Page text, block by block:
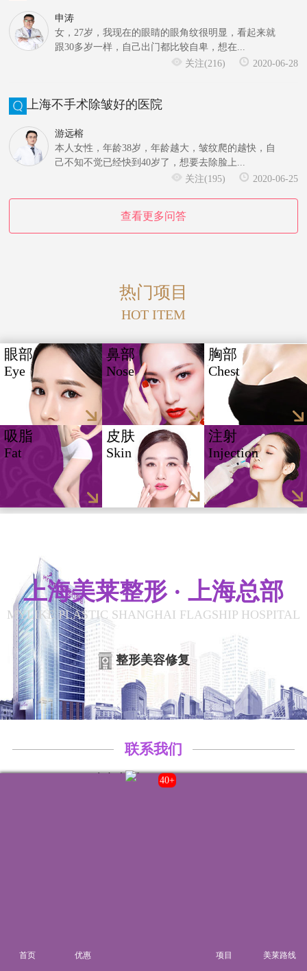
申涛
女，27岁，我现在的眼睛的眼角纹很明显，看起来就
跟30多岁一样，自己出门都比较自卑，想在...
关注(216)
2020-06-28
上海不手术除皱好的医院
游远榕
本人女性，年龄38岁，年龄越大，皱纹爬的越快，自
己不知不觉已经快到40岁了，想要去除脸上...
关注(195)
2020-06-25
查看更多问答
热门项目
HOT ITEM
眼部
Eye
鼻部
Nose
胸部
Chest
吸脂
Fat
皮肤
Skin
注射
Injection
上海美莱整形 · 上海总部
MYLIKE PLASTIC SHANGHAI FLAGSHIP HOSPITAL
整形美容修复
联系我们
院内电话:
021-22235555
首页 优惠
43+
项目 美莱路线